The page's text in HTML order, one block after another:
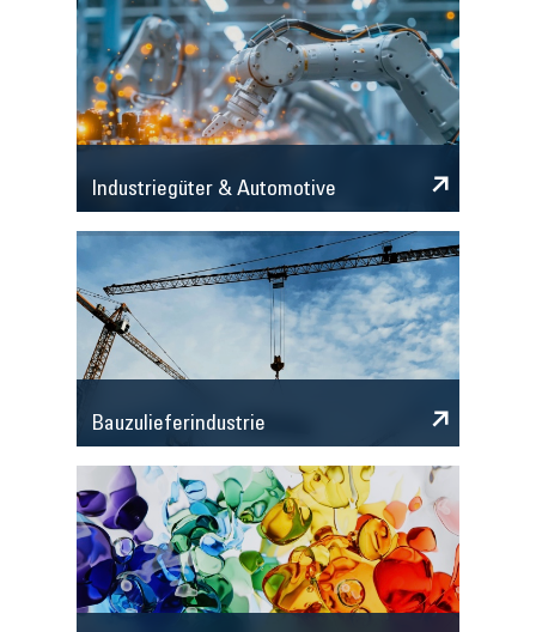
Industriegüter & Automotive
Bauzulieferindustrie